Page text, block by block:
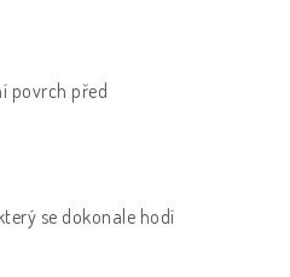
povrch před
se dokonale hodí